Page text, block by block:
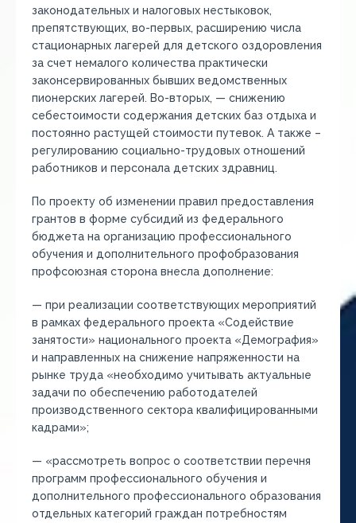
законодательных и налоговых нестыковок,
препятствующих, во-первых, расширению числа
стационарных лагерей для детского оздоровления
за счет немалого количества практически
законсервированных бывших ведомственных
пионерских лагерей. Во-вторых, — снижению
себестоимости содержания детских баз отдыха и
постоянно растущей стоимости путевок. А также –
регулированию социально-трудовых отношений
работников и персонала детских здравниц.
По проекту об изменении правил предоставления
грантов в форме субсидий из федерального
бюджета на организацию профессионального
обучения и дополнительного профобразования
профсоюзная сторона внесла дополнение:
— при реализации соответствующих мероприятий
в рамках федерального проекта «Содействие
занятости» национального проекта «Демография»
и направленных на снижение напряженности на
рынке труда «необходимо учитывать актуальные
задачи по обеспечению работодателей
производственного сектора квалифицированными
кадрами»;
— «рассмотреть вопрос о соответствии перечня
программ профессионального обучения и
дополнительного профессионального образования
отдельных категорий граждан потребностям